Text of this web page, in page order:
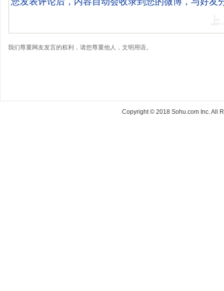
我们尊重网友发言的权利，请您尊重他人，文明用语。
Copyright © 2018 Sohu.com Inc. All